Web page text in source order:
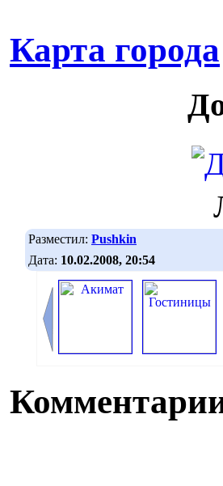
Карта города
Разместил: Pushkin
Дата: 10.02.2008, 20:54